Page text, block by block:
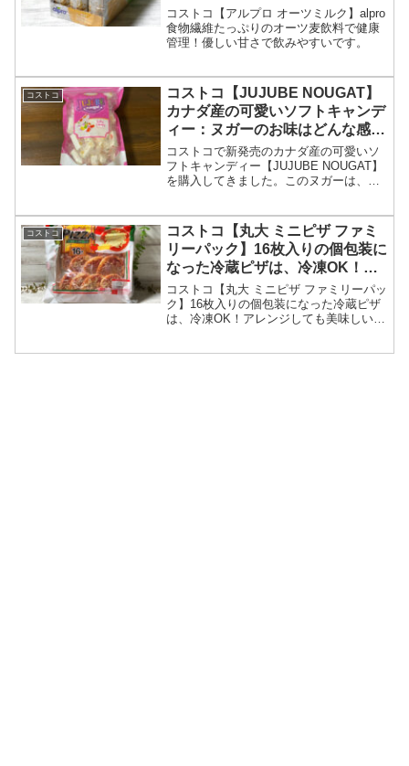
さで飲みやすいです。
コストコ【アルプロ オーツミルク】alpro
食物繊維たっぷりのオーツ麦飲料で健康
管理！優しい甘さで飲みやすいです。
コストコ
コストコ【JUJUBE NOUGAT】
カナダ産の可愛いソフトキャンデ
ィー：ヌガーのお味はどんな感
じ？
コストコで新発売のカナダ産の可愛いソ
フトキャンディー【JUJUBE NOUGAT】
を購入してきました。このヌガーは、見
思います。
コストコ
コストコ【丸大 ミニピザ ファミ
リーパック】16枚入りの個包装に
なった冷蔵ピザは、冷凍OK！ア
レンジしても美味しいです。
コストコ【丸大 ミニピザ ファミリーパッ
ク】16枚入りの個包装になった冷蔵ピザ
は、冷凍OK！アレンジしても美味しいで